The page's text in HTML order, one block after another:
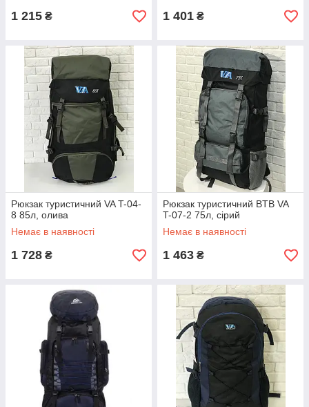
1 215 ₴ 1 401 ₴
Рюкзак туристичний VA T-04-
8 85л, олива
Немає в наявності
1 728 ₴
Рюкзак туристичний BTB VA
T-07-2 75л, сірий
Немає в наявності
1 463 ₴